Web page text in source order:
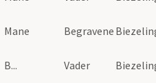
Mane Begravene
B... Vader